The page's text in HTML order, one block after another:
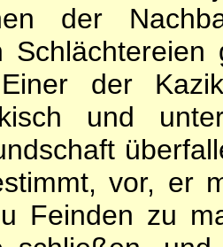
der
der
und
vor, er
Feinden zu